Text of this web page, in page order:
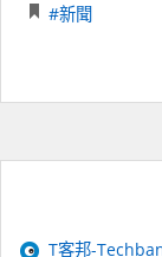
#新聞
T客邦-